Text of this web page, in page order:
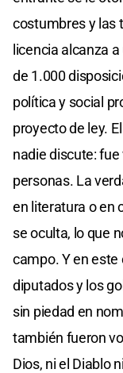
costumbres y las
licencia alcanza
de 1.000
política y social
proyecto de ley.
nadie discute:
personas. La
en literatura o en
se oculta, lo que
campo. Y en este
diputados y los
sin piedad en
también fueron
Dios, ni el Diablo